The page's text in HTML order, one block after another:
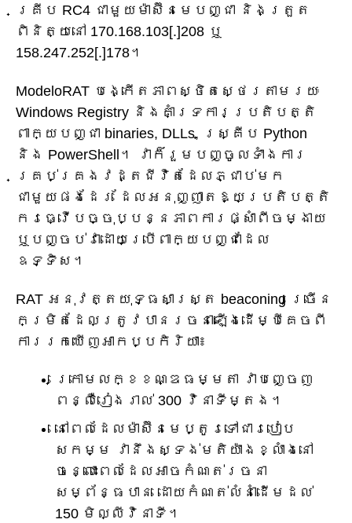
គ្រីប RC4 ជាមួយម៉ាស៊ីនមេបញ្ជា និងត្រួត
ពិនិត្យនៅ 170.168.103[.]208 ឬ
158.247.252[.]178។
ModeloRAT បង្កើតភាពស្ថិតស្ថេរតាមរយៈ
Windows Registry និងគាំទ្រការប្រតិបត្តិ
ពាក្យបញ្ជា binaries, DLLs, ស្គ្រីប Python
និង PowerShell។ វាក៏រួមបញ្ចូលទាំងការ
គ្រប់គ្រងវដ្តជីវិតដែលភ្ជាប់មក
ជាមួយផងដែរ ដែលអនុញ្ញាតឱ្យប្រតិបត្តិ
ករធ្វើបច្ចុប្បន្នភាពការផ្សាំពីចម្ងាយ
ឬបញ្ចប់វាដោយប្រើពាក្យបញ្ជាដែល
ឧទ្ទិស។
RAT អនុវត្តយុទ្ធសាស្ត្រ beaconing ច្រើន
កម្រិតដែលត្រូវបានរចនាឡើងដើម្បីគេចពី
ការរកឃើញអាកប្បកិរិយា៖
ក្រោមលក្ខខណ្ឌធម្មតា វាបញ្ចេញ
ពន្លឺរៀងរាល់ 300 វិនាទីម្តង។
នៅពេលដែលម៉ាស៊ីនមេប្តូរទៅជារបៀប
សកម្ម វានឹងស្ទង់មតិយ៉ាងខ្លាំងនៅ
ចន្លោះពេលដែលអាចកំណត់រចនា
សម្ព័ន្ធបាន ដោយកំណត់លំនាំដើមដល់
150 មិល្លីវិនាទី។